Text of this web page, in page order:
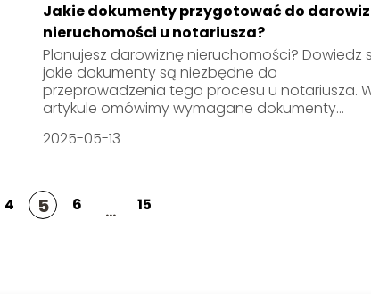
Jakie dokumenty przygotować do
nieruchomości u notariusza?
Planujesz darowiznę nieruchomości? Dowiedz
jakie dokumenty są niezbędne do
przeprowadzenia tego procesu u notariusza.
artykule omówimy wymagane dokumenty...
2025-05-13
4 5 6 ... 15